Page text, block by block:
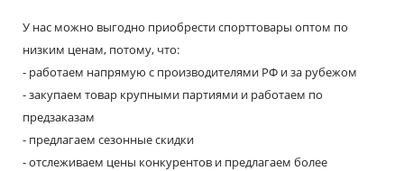
У нас можно выгодно приобрести спорттовары оптом по
низким ценам, потому, что:
- работаем напрямую с производителями РФ и за рубежом
- закупаем товар крупными партиями и работаем по
предзаказам
- предлагаем сезонные скидки
- отслеживаем цены конкурентов и предлагаем более